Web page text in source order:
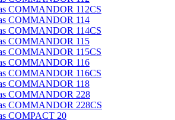
COMMANDOR 112CS
COMMANDOR 114
COMMANDOR 114CS
COMMANDOR 115
COMMANDOR 115CS
COMMANDOR 116
COMMANDOR 116CS
COMMANDOR 118
COMMANDOR 228
COMMANDOR 228CS
COMPACT 20